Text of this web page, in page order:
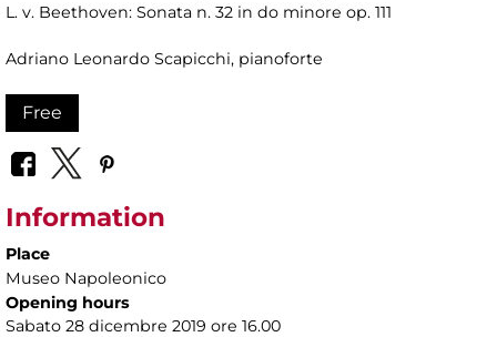
L. v. Beethoven: Sonata n. 32 in do minore op. 111
Adriano Leonardo Scapicchi, pianoforte
Free
Information
Place
Museo Napoleonico
Opening hours
Sabato 28 dicembre 2019 ore 16.00